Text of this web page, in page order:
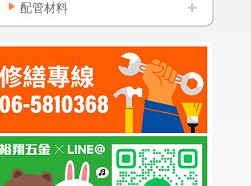
配管材料